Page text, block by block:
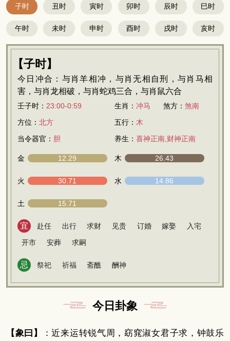
子时 丑时 寅时 卯时 辰时 巳时
午时 未时 申时 酉时 戌时 亥时
【子时】
今日冲合：与肖羊相冲，与肖无相自刑，与肖马相
害，与肖龙相破，与肖蛇鸡三合，与肖鼠六合
壬子时： 23:00-0:59 生肖： 冲马 煞方： 煞南
方位： 北方 五行： 木
当令器官： 胆 养生： 喜神正南,财神正南
金 12.29 木 26.43
火 30.71 水 14.86
土 15.71
宜 赴任 出行 求财 见贵 订婚 嫁娶
入宅
开市
安葬 求嗣
忌 祭祀 祈福 斋醮 酬神
今日卦象
【象曰】
：近来运转锐气周，窈窕淑女君子求，钟鼓乐